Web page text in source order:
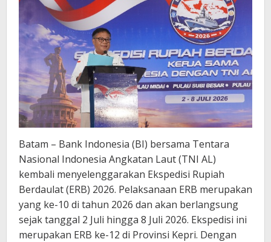
Batam – Bank Indonesia (BI) bersama Tentara
Nasional Indonesia Angkatan Laut (TNI AL)
kembali menyelenggarakan Ekspedisi Rupiah
Berdaulat (ERB) 2026. Pelaksanaan ERB merupakan
yang ke-10 di tahun 2026 dan akan berlangsung
sejak tanggal 2 Juli hingga 8 Juli 2026. Ekspedisi ini
merupakan ERB ke-12 di Provinsi Kepri. Dengan